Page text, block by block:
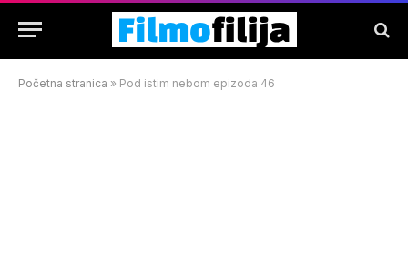
Početna stranica » Pod istim nebom epizoda 46